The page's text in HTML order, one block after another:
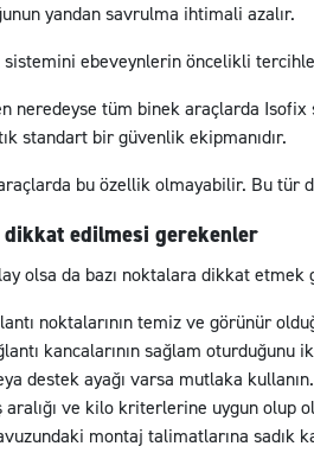
yandan savrulma ihtimali azalır.
ebeveynlerin öncelikli
neredeyse tüm binek araçlarda
standart bir güvenlik ekipmanıdır.
bu özellik olmayabilir. Bu
dikkat edilmesi gerekenler
olsa da bazı noktalara dikkat etmek
noktalarının temiz ve görünür
kancalarının sağlam oturduğunu
destek ayağı varsa mutlaka kullanın.
ve kilo kriterlerine uygun olup
montaj talimatlarına sadık